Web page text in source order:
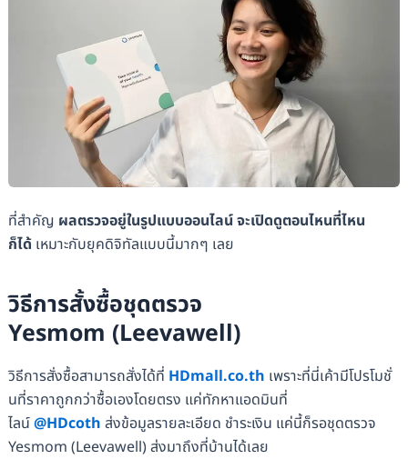
ที่สำคัญ ผลตรวจอยู่ในรูปแบบออนไลน์ จะเปิดดูตอนไหนที่ไหน
ก็ได้เหมาะกับยุคดิจิทัลแบบนี้มากๆ เลย
วิธีการสั้งซื้อชุดตรวจ
Yesmom (Leevawell)
วิธีการสั่งซื้อสามารถสั่งได้ที่ HDmall.co.th เพราะที่นี่เค้ามีโปรโมชั่
นที่ราคาถูกกว่าซื้อเองโดยตรง แค่ทักหาแอดมินที่
ไลน์@HDcoth ส่งข้อมูลรายละเอียด ชำระเงิน แค่นี้ก็รอชุดตรวจ
Yesmom (Leevawell) ส่งมาถึงที่บ้านได้เลย